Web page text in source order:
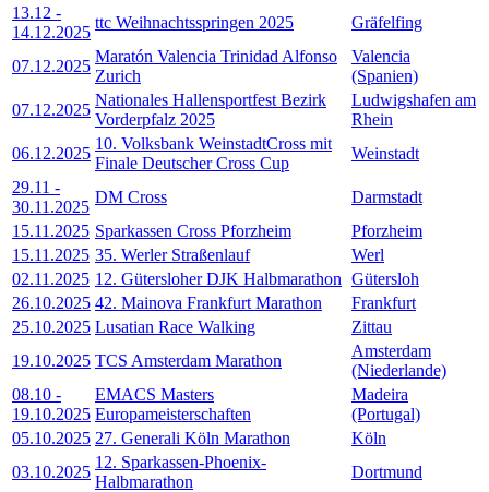
13.12 -
14.12.2025
ttc Weihnachtsspringen 2025 Gräfelfing
07.12.2025
Maratón Valencia Trinidad Alfonso
Zurich
Valencia
(Spanien)
07.12.2025
Nationales Hallensportfest Bezirk
Vorderpfalz 2025
Ludwigshafen am
Rhein
06.12.2025
10. Volksbank WeinstadtCross mit
Finale Deutscher Cross Cup
Weinstadt
29.11 -
30.11.2025
DM Cross
Darmstadt
15.11.2025 Sparkassen Cross Pforzheim
Pforzheim
15.11.2025 35. Werler Straßenlauf
Werl
02.11.2025 12. Gütersloher DJK Halbmarathon Gütersloh
26.10.2025 42. Mainova Frankfurt Marathon
Frankfurt
25.10.2025 Lusatian Race Walking
Zittau
19.10.2025 TCS Amsterdam Marathon
Amsterdam
(Niederlande)
08.10 -
19.10.2025
EMACS Masters
Europameisterschaften
Madeira
(Portugal)
05.10.2025 27. Generali Köln Marathon
Köln
03.10.2025
12. Sparkassen-Phoenix-
Halbmarathon
Dortmund